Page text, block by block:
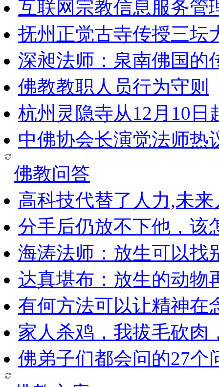
互联网宗教信息服务管
抚州正觉古寺传授三坛
深昶法师：泉南佛国的
佛教教职人员行为守则
杭州灵隐寺从12月10日
中佛协会长演觉法师热
佛教问答
高科技代替了人力,未
分手后仍放不下他，该
海涛法师：放生可以找
达真堪布：放生的动物
有何方法可以让精神在
家人杀鸡，我拔毛砍肉
佛弟子们都会问的27个